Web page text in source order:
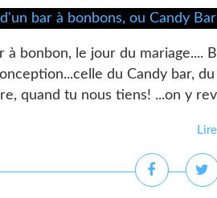
à bonbon, le jour du mariage....
du Candy bar,
quand tu nous tiens! ...on y